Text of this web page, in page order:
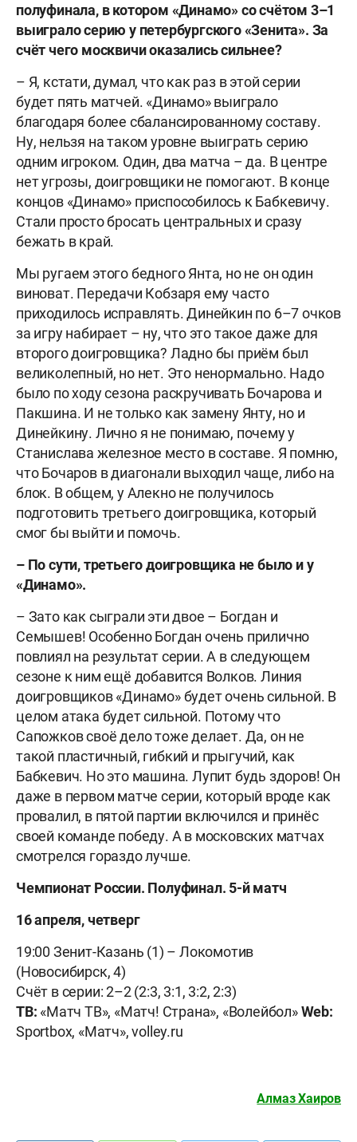
полуфинала, в котором «Динамо» со счётом 3–1
выиграло серию у петербургского «Зенита». За
счёт чего москвичи оказались сильнее?
– Я, кстати, думал, что как раз в этой серии
будет пять матчей. «Динамо» выиграло
благодаря более сбалансированному составу.
Ну, нельзя на таком уровне выиграть серию
одним игроком. Один, два матча – да. В центре
нет угрозы, доигровщики не помогают. В конце
концов «Динамо» приспособилось к Бабкевичу.
Стали просто бросать центральных и сразу
бежать в край.
Мы ругаем этого бедного Янта, но не он один
виноват. Передачи Кобзаря ему часто
приходилось исправлять. Динейкин по 6–7 очков
за игру набирает – ну, что это такое даже для
второго доигровщика? Ладно бы приём был
великолепный, но нет. Это ненормально. Надо
было по ходу сезона раскручивать Бочарова и
Пакшина. И не только как замену Янту, но и
Динейкину. Лично я не понимаю, почему у
Станислава железное место в составе. Я помню,
что Бочаров в диагонали выходил чаще, либо на
блок. В общем, у Алекно не получилось
подготовить третьего доигровщика, который
смог бы выйти и помочь.
– По сути, третьего доигровщика не было и у
«Динамо».
– Зато как сыграли эти двое – Богдан и
Семышев! Особенно Богдан очень прилично
повлиял на результат серии. А в следующем
сезоне к ним ещё добавится Волков. Линия
доигровщиков «Динамо» будет очень сильной. В
целом атака будет сильной. Потому что
Сапожков своё дело тоже делает. Да, он не
такой пластичный, гибкий и прыгучий, как
Бабкевич. Но это машина. Лупит будь здоров! Он
даже в первом матче серии, который вроде как
провалил, в пятой партии включился и принёс
своей команде победу. А в московских матчах
смотрелся гораздо лучше.
Чемпионат России. Полуфинал. 5-й матч
16 апреля, четверг
19:00 Зенит-Казань (1) – Локомотив
(Новосибирск, 4)
Счёт в серии: 2–2 (2:3, 3:1, 3:2, 2:3)
ТВ: «Матч ТВ», «Матч! Страна», «Волейбол»Web:
Sportbox, «Матч», volley.ru
Алмаз Хаиров